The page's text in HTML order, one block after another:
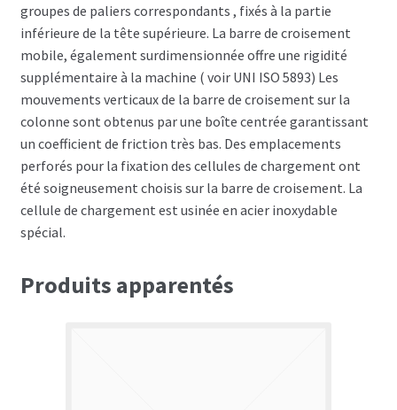
groupes de paliers correspondants , fixés à la partie
inférieure de la tête supérieure. La barre de croisement
mobile, également surdimensionnée offre une rigidité
supplémentaire à la machine ( voir UNI ISO 5893) Les
mouvements verticaux de la barre de croisement sur la
colonne sont obtenus par une boîte centrée garantissant
un coefficient de friction très bas. Des emplacements
perforés pour la fixation des cellules de chargement ont
été soigneusement choisis sur la barre de croisement. La
cellule de chargement est usinée en acier inoxydable
spécial.
Produits apparentés